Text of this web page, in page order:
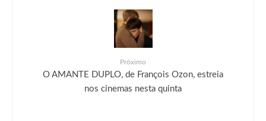
Próximo
O AMANTE DUPLO, de François Ozon, estreia
nos cinemas nesta quinta